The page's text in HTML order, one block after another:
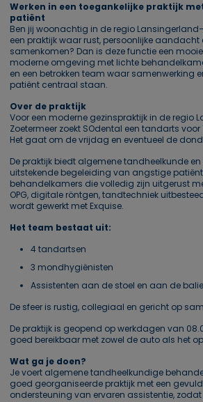
Werken in een toegankelijke praktijk
patiënt
Ben jij woonachtig in de regio
een praktijk waar rust, persoonlijke aandacht
samenkomen? Dan is deze functie een
moderne omgeving met lichte
en een betrokken team waar samenwerking
patiënt centraal staan.
Over de praktijk
Voor een moderne gezinspraktijk in de regio
Zoetermeer zoekt SOdental een tandarts voor
Het gaat om de vrijdag en eventueel de
De praktijk biedt algemene tandheelkunde
uitstekende begeleiding van angstige
behandelkamers die volledig zijn uitgerust
OPG, digitale röntgen, tandtechniek
wordt gewerkt met Exquise.
Het team bestaat uit:
4 tandartsen
3 mondhygiënisten
Assistenten aan de stoel en aan de balie
De sfeer is rustig, collegiaal en gericht op
De praktijk is geopend op werkdagen van
goed bereikbaar met zowel de auto als het
Wat ga je doen?
Je voert algemene tandheelkundige
goed georganiseerde praktijk met een
ondersteuning van ervaren assistentie,